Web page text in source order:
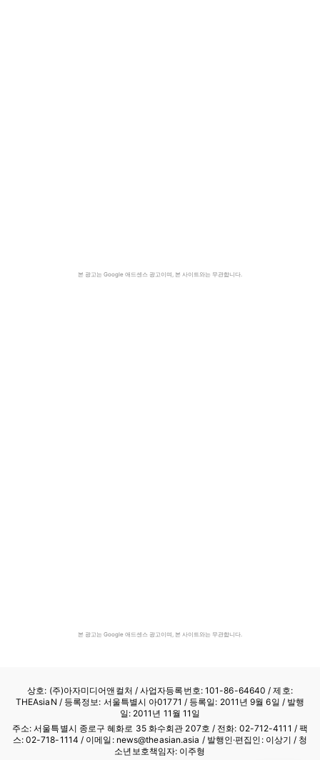
본 광고는 Google 애드센스 광고이며, 본 사이트와는 무관합니다.
본 광고는 Google 애드센스 광고이며, 본 사이트와는 무관합니다.
상호: (주)아자미디어앤컬처 /사업자등록번호: 101-86-64640 / 제호:
THEAsiaN / 등록정보: 서울특별시 아01771 / 등록일: 2011년 9월 6일 / 발행
일: 2011년 11월 11일
주소: 서울특별시 종로구 혜화로 35 화수회관 207호 / 전화: 02-712-4111 / 팩
스: 02-718-1114 / 이메일: news@theasian.asia / 발행인·편집인: 이상기 / 청
소년보호책임자: 이주형